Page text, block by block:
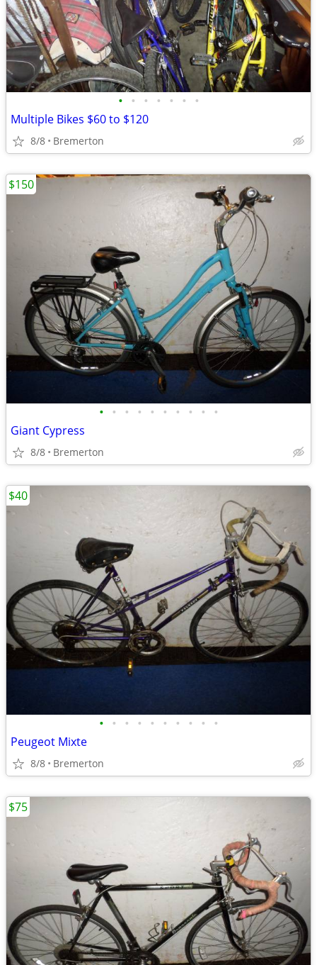
• • • • • • •
Multiple Bikes $60 to $120
8/8 Bremerton
• • • • • • • • • •
Giant Cypress
8/8 Bremerton
$150
• • • • • • • • • •
Peugeot Mixte
8/8 Bremerton
$40
$75